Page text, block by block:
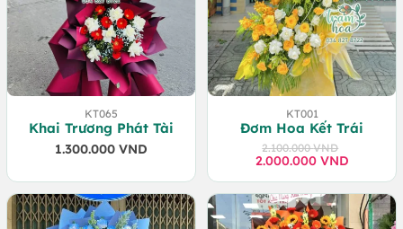
KT065
Khai Trương Phát Tài
1.300.000 VND
KT001
Đơm Hoa Kết Trái
2.100.000VND
Giá
2.100.000 VND.
2.000.000 VND
Giá
là:
2.000.000 VND.